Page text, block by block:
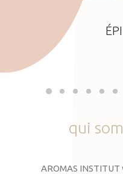
qui
AROMAS